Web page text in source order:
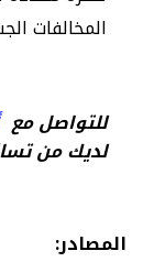
المخالفات
للتواصل مع
لديك من
المصادر: